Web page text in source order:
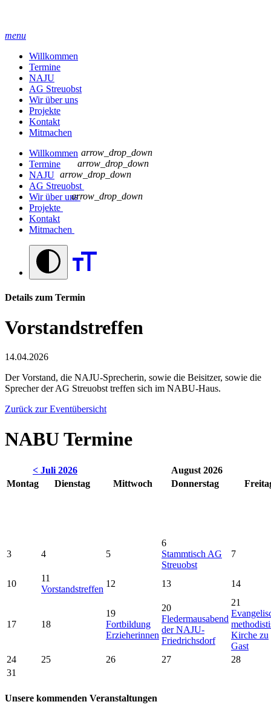
menu
Willkommen
Termine
NAJU
AG Streuobst
Wir über uns
Projekte
Kontakt
Mitmachen
Willkommen
Termine
NAJU
AG Streuobst
arrow_drop_down
Wir über uns
arrow_drop_down
Projekte
arrow_drop_down
Kontakt
Mitmachen
arrow_drop_down
Details zum Termin
Vorstandstreffen
14.04.2026
Der Vorstand, die NAJU-Sprecherin, sowie die Beisitzer, sowie die
Sprecher der AG Streuobst treffen sich im NABU-Haus.
Zurück zur Eventübersicht
NABU Termine
< Juli 2026
August 2026
Montag
Dienstag Mittwoch Donnerstag
3 4 5
6
Stammtisch AG
Streuobst
7
10
11
Vorstandstreffen
12 13 14
17 18
19
Fortbildung
Erzieherinnen
20
Fledermausabend
der NAJU-
Friedrichsdorf
21
Kirche zu
Gast
24
25 26 27
28
31
Unsere kommenden Veranstaltungen